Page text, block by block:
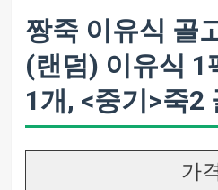
짱죽 이유식 골
(랜덤) 이유식 1
1개, <중기>죽2
가